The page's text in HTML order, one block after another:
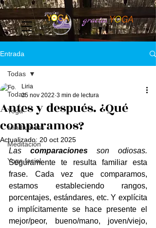
gracias YOGA
Entrada
Todas
Yoga
Mindfulness
Meditación
Yoga facial
Todas
Antes y después. ¿Qué
comparamos?
Liria
25 nov 2022 3 min de lectura
Actualizado: 20 oct 2025
Las comparaciones son odiosas.
Seguramente te resulta familiar esta
frase. Cada vez que comparamos,
estamos estableciendo rangos,
porcentajes, estándares, etc. Y explícita
o implícitamente se hace presente el
mejor/peor, bueno/mano, joven/viejo,